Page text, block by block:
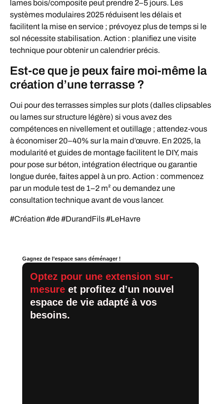
lames bois/composite peut prendre 2–5 jours. Les
systèmes modulaires 2025 réduisent les délais et
facilitent la mise en service ; prévoyez plus de temps si le
sol nécessite stabilisation. Action : planifiez une visite
technique pour obtenir un calendrier précis.
Est‑ce que je peux faire moi‑même la
création d’une terrasse ?
Oui pour des terrasses simples sur plots (dalles clipsables
ou lames sur structure légère) si vous avez des
compétences en nivellement et outillage ; attendez‑vous
à économiser 20–40% sur la main d’œuvre. En 2025, la
modularité et guides de montage facilitent le DIY, mais
pour pose sur béton, intégration électrique ou garantie
longue durée, faites appel à un pro. Action : commencez
par un module test de 1–2 m² ou demandez une
consultation technique avant de vous lancer.
#Création #de #DurandFils #LeHavre
Gagnez de l’espace sans déménager !
Optez pour une extension sur-
mesure et profitez d’un nouvel
espace de vie adapté à vos
besoins.